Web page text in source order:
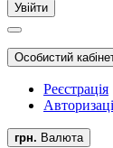
Особистий
Реєстрація
грн. Валюта